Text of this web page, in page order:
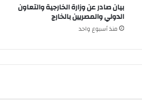
بيان صادر عن وزارة الخارجية والتعاون
الدولي والمصريين بالخارج
منذ أسبوع واحد